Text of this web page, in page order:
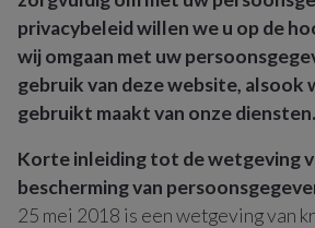
privacybeleid willen we u op de
wij omgaan met uw
gebruik van deze website, alsook
gebruikt maakt van onze diensten.
Korte inleiding tot de wetgeving
bescherming van
25 mei 2018 is een wetgeving van